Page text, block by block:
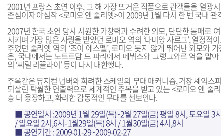
2001년 프랑스 초연 이후, 그 해 가장 뜨거운 작품으로 관객들을 열광
존심이자 야심작 <로미오 앤 줄리엣>이 2009년 1월 다시 한 번 국내 관
2007년 한국 초연 당시 시원한 가창력과 수려한 외모, 탄탄한 몸매로
시키며 가장 많은 사랑을 받았던 로미오 역의 ‘다미앙 사르그’, 열정적
주었던 줄리엣 역의 ‘조이 에스뗄’, 로미오 못지 않게 뛰어난 외모와
은, 국내에서는 노트르담 드 파리에서 페뷔스와 그랭그와르 역을 맡
의 ‘씨릴 리꼴라이’ 등이 다시 내한했다.
주옥같은 뮤지컬 넘버와 화려한 스케일의 무대 매커니즘, 거장 셰익스
되살린 탁월한 연출력으로 세계적인 주목을 받고 있는 <로미오 앤 줄
층 더 웅장하고, 화려한 감동적인 무대를 선보인다.
■ 공연일시 :2009년 1월 29일(목)~2월 27일(금) 평일 8시, 토요일 3
/ 일요일 2시,6시- 1월29일(목) 8시 / 1월30일(금) 4시,8시
■ 공연기간 : 2009-01-29~2009-02-27